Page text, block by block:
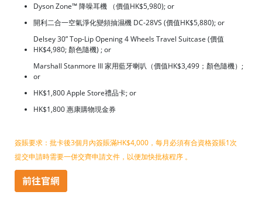
Dyson Zone™ 降噪耳機 （價值HK$5,980); or
開利二合一空氣淨化變頻抽濕機 DC-28VS (價值HK$5,880); or
Delsey 30” Top-Lip Opening 4 Wheels Travel Suitcase (價值
HK$4,980; 顏色隨機) ; or
Marshall Stanmore III 家用藍牙喇叭（價值HK$3,499；顏色隨機）;
or
HK$1,800 Apple Store禮品卡; or
HK$1,800 惠康購物現金券
簽賬要求：批卡後3個月內簽賬滿HK$4,000，每月必須有合資格簽賬1次
提交申請時需要一併交齊申請文件，以便加快批核程序 。